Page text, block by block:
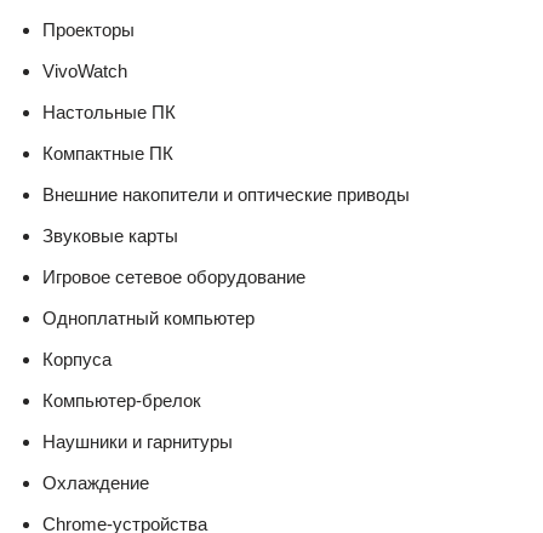
Проекторы
VivoWatch
Настольные ПК
Компактные ПК
Внешние накопители и оптические приводы
Звуковые карты
Игровое сетевое оборудование
Одноплатный компьютер
Корпуса
Компьютер-брелок
Наушники и гарнитуры
Охлаждение
Chrome-устройства